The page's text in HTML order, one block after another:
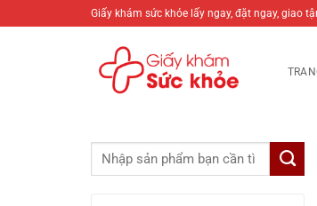
qua
Giấy khám sức khỏe lấy ngay, đặt ngay, giao